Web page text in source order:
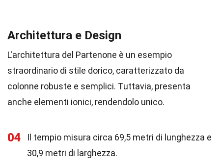
Architettura e Design
L'architettura del Partenone è un esempio
straordinario di stile dorico, caratterizzato da
colonne robuste e semplici. Tuttavia, presenta
anche elementi ionici, rendendolo unico.
04
Il tempio misura circa 69,5 metri di lunghezza e
30,9 metri di larghezza.